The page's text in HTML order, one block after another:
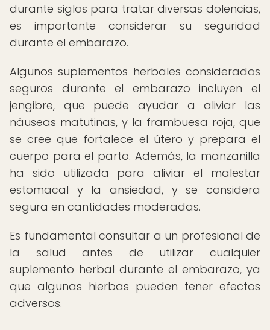
durante siglos para tratar diversas dolencias,
es importante considerar su seguridad
durante el embarazo.
Algunos suplementos herbales considerados
seguros durante el embarazo incluyen el
jengibre, que puede ayudar a aliviar las
náuseas matutinas, y la frambuesa roja, que
se cree que fortalece el útero y prepara el
cuerpo para el parto. Además, la manzanilla
ha sido utilizada para aliviar el malestar
estomacal y la ansiedad, y se considera
segura en cantidades moderadas.
Es fundamental consultar a un profesional de
la salud antes de utilizar cualquier
suplemento herbal durante el embarazo, ya
que algunas hierbas pueden tener efectos
adversos.